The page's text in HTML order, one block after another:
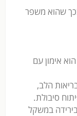
בכך שהוא משפר
אימון עם
הלב,
סיבולת.
בירידה במשקל